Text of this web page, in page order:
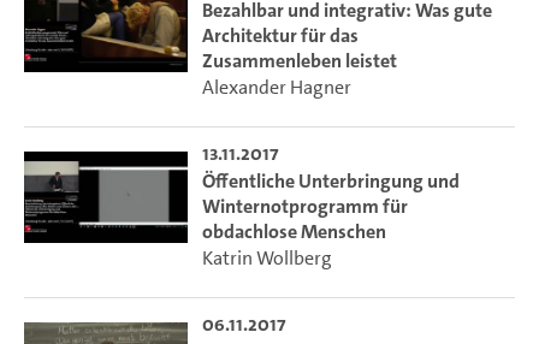
Statistik, Hilfe- und Unterstützungssystem
Armutsbekämpfung als Auftrag der Kommunalpolitik
Unterstützungsstrukturen für Wohnungs- und Obdachlose
zwischen Professionalität und Ehrenamt
Öffentliche Unterbringung von Obdachlosen und
Winternotprogramm
Bezahlbar und integrativ: Was gute Architektur für das
Zusammenleben leistet
Armut und Gesundheit: Medizinische Hilfe für Obdachlose
Lebenslagen obdachloser Frauen
Lebenslagen von Straßenkindern und jungen Obdachlosen
Arbeitsmigration – Armutsmigration? Obdachlose aus
Bezahlbar und integrativ: Was gute
Architektur für das
Zusammenleben leistet
Alexander Hagner
13.11.2017
Öffentliche Unterbringung und
Winternotprogramm für
obdachlose Menschen
Katrin Wollberg
06.11.2017